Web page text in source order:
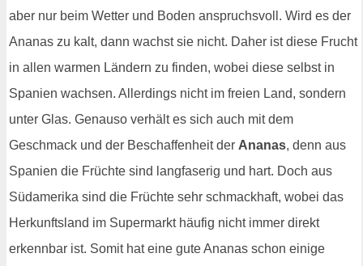
aber nur beim Wetter und Boden anspruchsvoll. Wird es der
Ananas zu kalt, dann wachst sie nicht. Daher ist diese Frucht
in allen warmen Ländern zu finden, wobei diese selbst in
Spanien wachsen. Allerdings nicht im freien Land, sondern
unter Glas. Genauso verhält es sich auch mit dem
Geschmack und der Beschaffenheit der Ananas, denn aus
Spanien die Früchte sind langfaserig und hart. Doch aus
Südamerika sind die Früchte sehr schmackhaft, wobei das
Herkunftsland im Supermarkt häufig nicht immer direkt
erkennbar ist. Somit hat eine gute Ananas schon einige